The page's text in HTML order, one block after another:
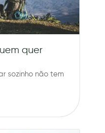
quer
sozinho não tem